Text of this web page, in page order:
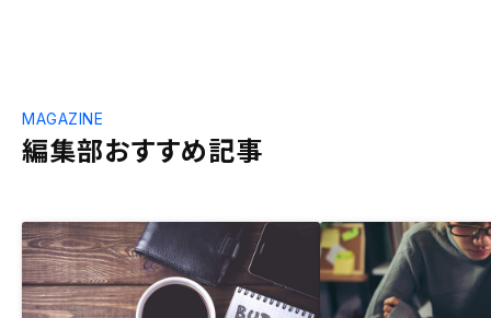
編集部おすすめ記事
MAGAZINE